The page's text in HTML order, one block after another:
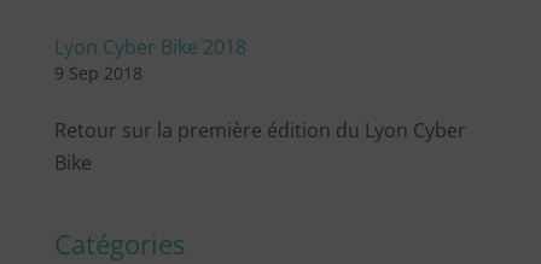
Lyon Cyber Bike 2018
9 Sep 2018
Retour sur la première édition du Lyon Cyber
Bike
Catégories